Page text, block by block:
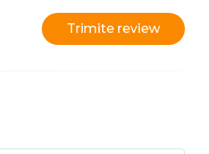
Trimite review